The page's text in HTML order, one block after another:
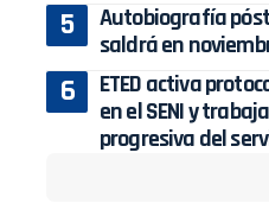
Autobiografía
saldrá en
ETED activa
en el SENI y
progresiva del